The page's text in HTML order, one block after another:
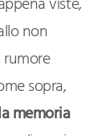
non
rumore
sopra,
memoria